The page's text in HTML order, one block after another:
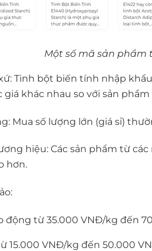
Một số mã sản phẩm
Tinh bột biến tính nhập
giá khác nhau so với sản
Mua số lượng lớn (giá sỉ)
hiệu: Các sản phẩm từ
hơn.
động từ 35.000 VNĐ/kg đến
15.000 VNĐ/kg đến 50.000